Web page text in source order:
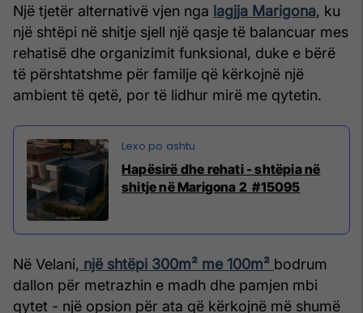
Një tjetër alternativë vjen nga lagjja Marigona, ku
një shtëpi në shitje sjell një qasje të balancuar mes
rehatisë dhe organizimit funksional, duke e bërë
të përshtatshme për familje që kërkojnë një
ambient të qetë, por të lidhur mirë me qytetin.
Hapësirë dhe rehati - shtëpia në
shitje në Marigona 2 #15095
Në Velani, një shtëpi 300m² me 100m² bodrum
dallon për metrazhin e madh dhe pamjen mbi
qytet - një opsion për ata që kërkojnë më shumë